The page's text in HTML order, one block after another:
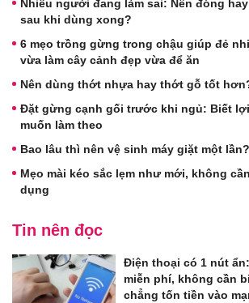
Nhiều người đang làm sai: Nên đóng
sau khi dùng xong?
6 mẹo trồng gừng trong chậu giúp đẻ
vừa làm cây cảnh đẹp vừa để ăn
Nên dùng thớt nhựa hay thớt gỗ tốt
Đặt gừng cạnh gối trước khi ngủ: Biết
muốn làm theo
Bao lâu thì nên vệ sinh máy giặt một lần?
Mẹo mài kéo sắc lẹm như mới, không
dụng
Tin nên đọc
Điện thoại có 1 nút
miễn phí, không cần
chẳng tốn tiền vào